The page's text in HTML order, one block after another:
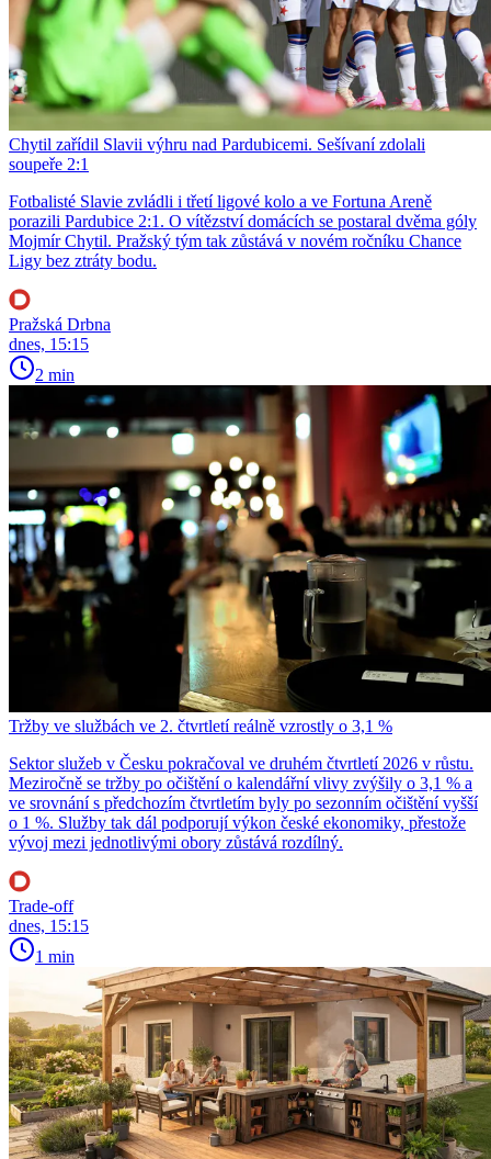
Chytil zařídil Slavii výhru nad Pardubicemi. Sešívaní zdolali
soupeře 2:1
Fotbalisté Slavie zvládli i třetí ligové kolo a ve Fortuna Areně
porazili Pardubice 2:1. O vítězství domácích se postaral dvěma góly
Mojmír Chytil. Pražský tým tak zůstává v novém ročníku Chance
Ligy bez ztráty bodu.
Pražská Drbna
dnes, 15:15
2 min
Tržby ve službách ve 2. čtvrtletí reálně vzrostly o 3,1 %
Sektor služeb v Česku pokračoval ve druhém čtvrtletí 2026 v růstu.
Meziročně se tržby po očištění o kalendářní vlivy zvýšily o 3,1 % a
ve srovnání s předchozím čtvrtletím byly po sezonním očištění vyšší
o 1 %. Služby tak dál podporují výkon české ekonomiky, přestože
vývoj mezi jednotlivými obory zůstává rozdílný.
Trade-off
dnes, 15:15
1 min